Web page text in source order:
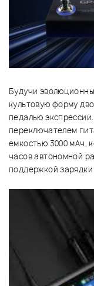
Будучи
культовую форму
педалью
переключателем
емкостью 3000 мАч,
часов автономной
поддержкой